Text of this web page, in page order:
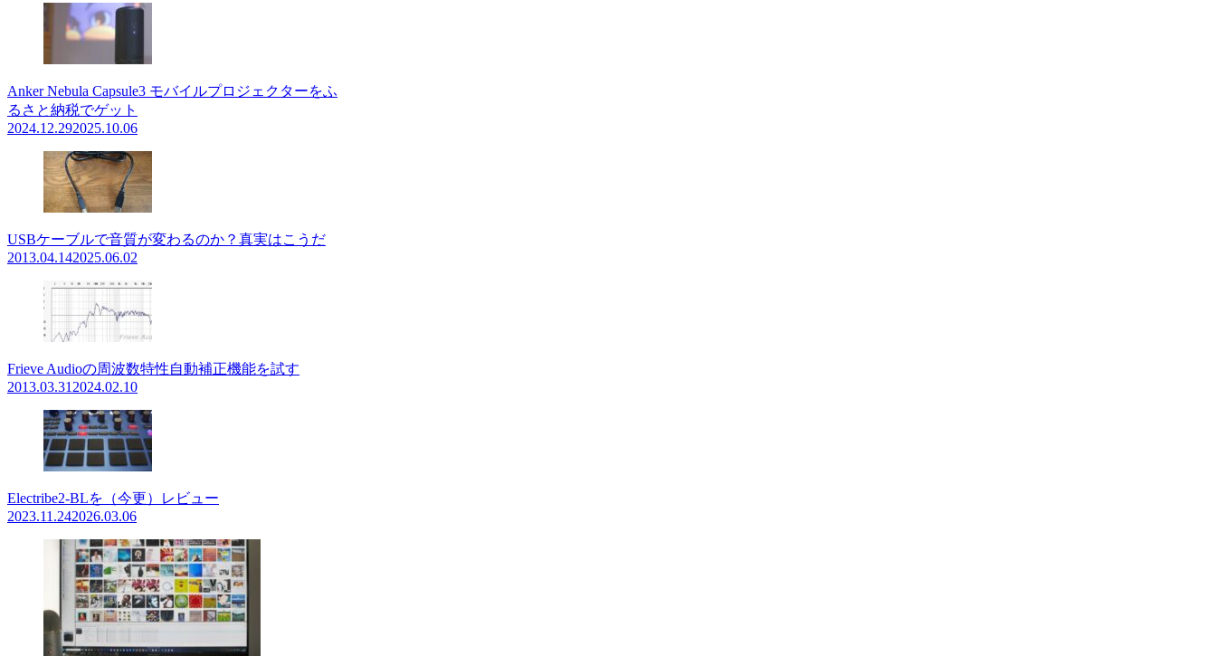
Anker Nebula Capsule3 モバイルプロジェクターをふ
るさと納税でゲット
2024.12.292025.10.06
USBケーブルで音質が変わるのか？真実はこうだ
2013.04.142025.06.02
Frieve Audioの周波数特性自動補正機能を試す
2013.03.31 2024.02.10
Electribe2-BLを（今更）レビュー
2023.11.242026.03.06